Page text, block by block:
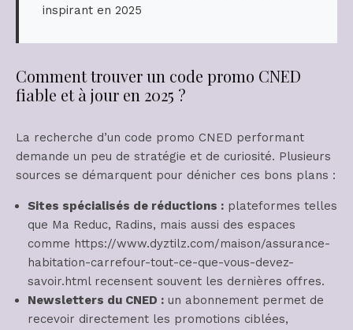
inspirant en 2025
Comment trouver un code promo CNED
fiable et à jour en 2025 ?
La recherche d’un code promo CNED performant
demande un peu de stratégie et de curiosité. Plusieurs
sources se démarquent pour dénicher ces bons plans :
Sites spécialisés de réductions : plateformes telles
que Ma Reduc, Radins, mais aussi des espaces
comme https://www.dyztilz.com/maison/assurance-
habitation-carrefour-tout-ce-que-vous-devez-
savoir.html recensent souvent les dernières offres.
Newsletters du CNED : un abonnement permet de
recevoir directement les promotions ciblées,